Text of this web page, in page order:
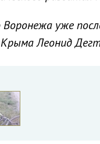
уже
Леонид